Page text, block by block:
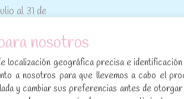
al 31 de
[sibwp_form id=1]
nosotros
localización geográfica precisa e
a nosotros para que llevemos a cabo el
y cambiar sus preferencias antes de